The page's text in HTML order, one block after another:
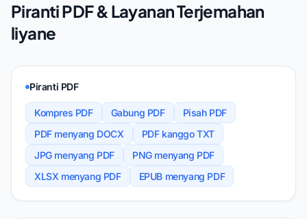
Piranti PDF & Layanan Terjemahan
liyane
Piranti PDF
Kompres PDF Gabung PDF
Pisah PDF
PDF menyang DOCX
PDF kanggo TXT
JPG menyang PDF
PNG menyang PDF
XLSX menyang PDF
EPUB menyang PDF